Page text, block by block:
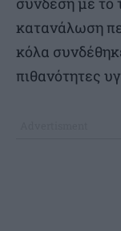
κατανάλωση
κόλα
πιθανότητες